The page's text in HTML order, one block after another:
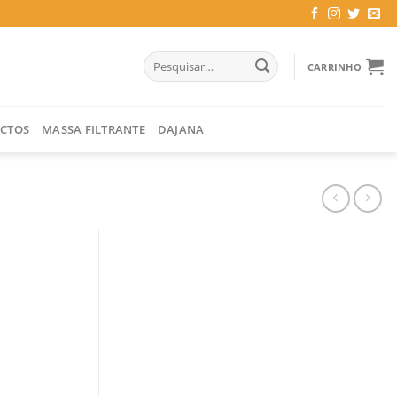
Pesquisar
por:
CARRINHO
MASSA FILTRANTE DAJANA